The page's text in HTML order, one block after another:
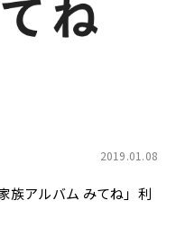
2019.01.08
族アルバム みてね」利